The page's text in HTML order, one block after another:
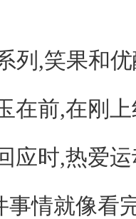
列,笑果和
在前,在刚
应时,热爱
事情就像看